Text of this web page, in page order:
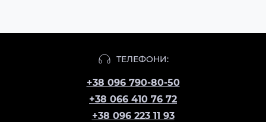
ТЕЛЕФОНИ:
+38 096 790-80-50
+38 066 410 76 72
+38 096 223 11 93